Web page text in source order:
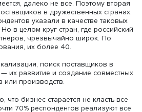
только на тех, против кого были
инициаторов. При этом даже
процесс рано или поздно
нестабильности — придется
того, что было создано для
адаптируется к этой
которые зависят от